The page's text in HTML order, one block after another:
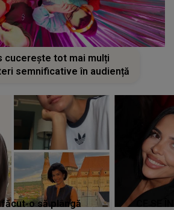
cucerește tot mai mulți
semnificative în audiență
făcut-o să plângă